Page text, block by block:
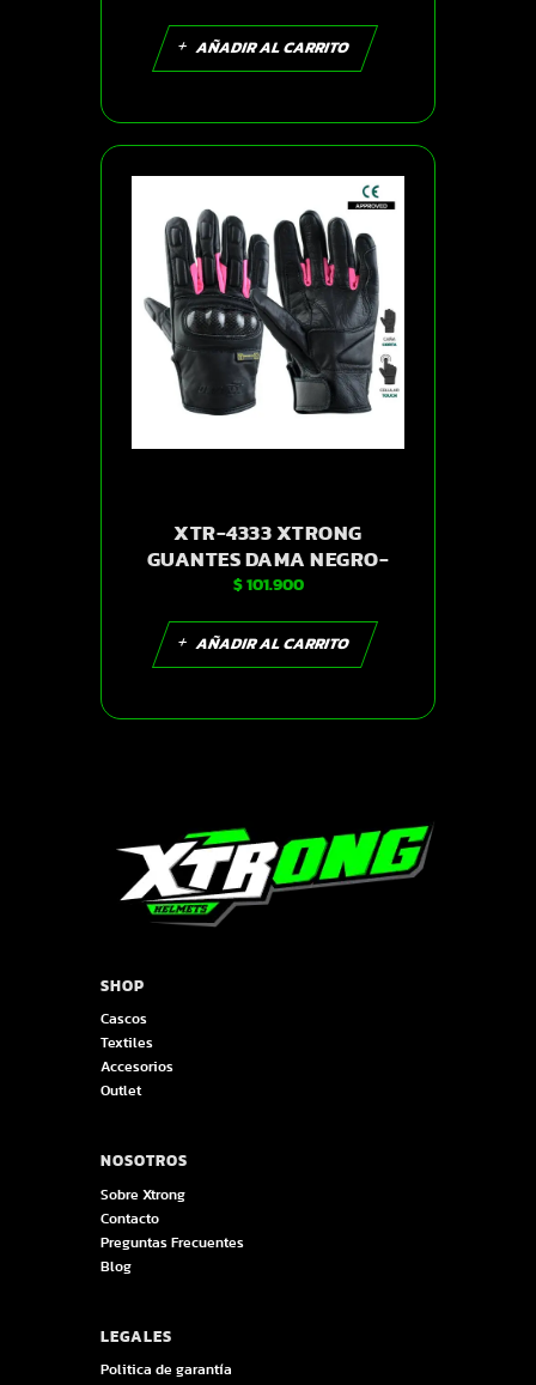
AÑADIR AL CARRITO
XTR-4333 XTRONG
GUANTES DAMA NEGRO-
ROSADO S | SKU14267
$101.900
AÑADIR AL CARRITO
SHOP
Cascos
Textiles
Accesorios
Outlet
NOSOTROS
Sobre Xtrong
Contacto
Preguntas Frecuentes
Blog
LEGALES
Politica de garantía